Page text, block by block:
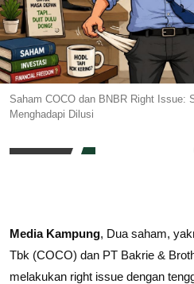
Saham COCO dan BNBR Right Issue:
Menghadapi Dilusi
Media Kampung, Dua saham,
Tbk (COCO) dan PT Bakrie &
melakukan right issue dengan